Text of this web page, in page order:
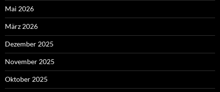
Mai 2026
März 2026
Dezember 2025
November 2025
Oktober 2025